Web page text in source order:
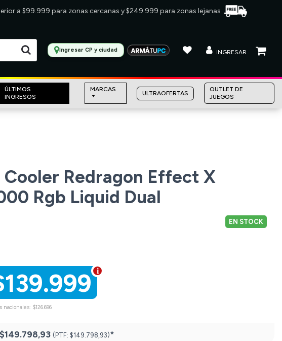
a $99.999 para zonas cercanas y $249.999 para zonas lejanas
Ingresar CP y ciudad INGRESAR
ÚLTIMOS
INGRESOS
MARCAS
ULTRAOFERTAS
OUTLET DE
JUEGOS
Redragon Effect X
Rgb Liquid Dual
EN STOCK
$126.696
$149.798,93 (PTF: $149.798,93)*